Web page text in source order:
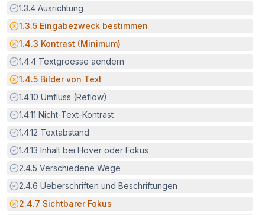
Erfüllt:
1.3.4 Ausrichtung
Potenzielle Barriere:
1.3.5 Eingabezweck bestimmen
Potenzielle Barriere:
1.4.3 Kontrast (Minimum)
Erfüllt:
1.4.4 Textgroesse aendern
Potenzielle Barriere:
1.4.5 Bilder von Text
Erfüllt:
1.4.10 Umfluss (Reflow)
Erfüllt:
1.4.11 Nicht-Text-Kontrast
Erfüllt:
1.4.12 Textabstand
Erfüllt:
1.4.13 Inhalt bei Hover oder Fokus
Erfüllt:
2.4.5 Verschiedene Wege
Erfüllt:
2.4.6 Ueberschriften und Beschriftungen
Potenzielle Barriere:
2.4.7 Sichtbarer Fokus